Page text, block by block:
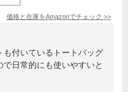
価格と在庫をAmazonでチェック >>
も付いているトートバッグ
日常的にも使いやすいと